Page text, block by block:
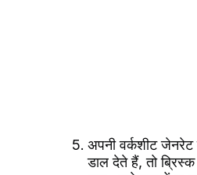
अपनी वर्कशीट
डाल देते हैं, तो